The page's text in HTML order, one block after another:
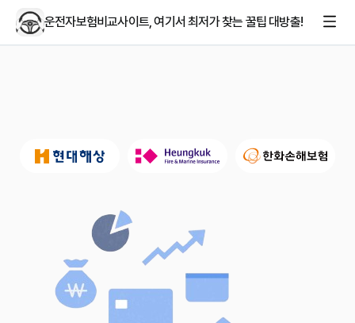
운전자보험비교사이트, 여기서 최저가 찾는 꿀팁 대방출!